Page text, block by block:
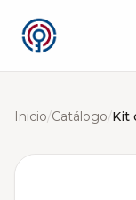
Inicio/Catálogo/Kit